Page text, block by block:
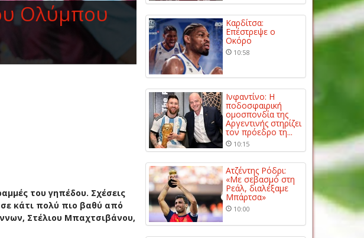
Ολύμπου
του γηπέδου. Σχέσεις
κάτι πολύ πιο βαθύ από
Στέλιου Μπαχτσιβάνου,
Καρδίτσα:
Επέστρεψε ο
Οκόρο
10:58
Ινφαντίνο: Η
ποδοσφαιρική
ομοσπονδία της
Αργεντινής στηρίζει
τον πρόεδρο τη...
10:15
Ατζέντης Ρόδρι:
«Με σεβασμό στη
Ρεάλ, διαλέξαμε
Μπάρτσα»
10:00